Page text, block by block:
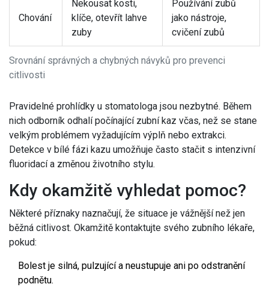
Srovnání správných a chybných návyků pro prevenci
citlivosti
Chování
Nekousat kosti,
klíče, otevřít lahve
zuby
Používání zubů
jako nástroje,
cvičení zubů
Pravidelné prohlídky u stomatologa jsou nezbytné. Během
nich odborník odhalípočínající zubní kaz včas, než se stane
velkým problémem vyžadujícím výplň nebo extrakci.
Detekce v bílé fázi kazu umožňuje často stačit s intenzivní
fluoridací a změnou životního stylu.
Kdy okamžitě vyhledat pomoc?
Některé příznaky naznačují, že situace je vážnější než jen
běžná citlivost. Okamžitě kontaktujte svého zubního lékaře,
pokud:
Bolest je silná, pulzující a neustupuje ani po odstranění
podnětu.